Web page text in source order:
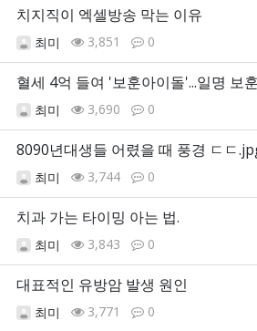
치지직이 엑셀방송 막는 이유
최미 3,851 0
혈세 4억 들여 '보훈아이돌'...일명 보
최미 3,690 0
8090년대생들 어렸을 때 풍경 ㄷㄷ
최미 3,744 0
치과 가는 타이밍 아는 법.
최미 3,843 0
대표적인 유방암 발생 원인
최미 3,771 0